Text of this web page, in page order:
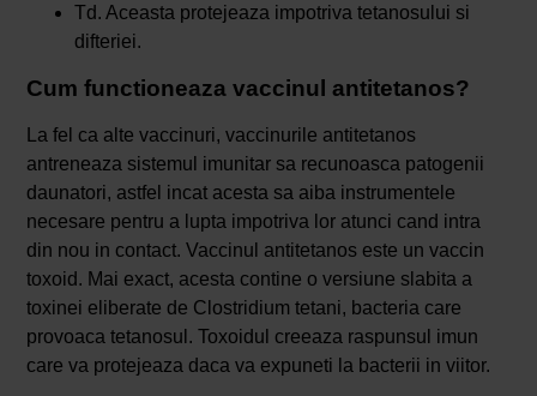
Td. Aceasta protejeaza impotriva tetanosului si
difteriei.
Cum functioneaza vaccinul antitetanos?
La fel ca alte vaccinuri, vaccinurile antitetanos
antreneaza sistemul imunitar sa recunoasca patogenii
daunatori, astfel incat acesta sa aiba instrumentele
necesare pentru a lupta impotriva lor atunci cand intra
din nou in contact. Vaccinul antitetanos este un vaccin
toxoid. Mai exact, acesta contine o versiune slabita a
toxinei eliberate de Clostridium tetani, bacteria care
provoaca tetanosul. Toxoidul creeaza raspunsul imun
care va protejeaza daca va expuneti la bacterii in viitor.